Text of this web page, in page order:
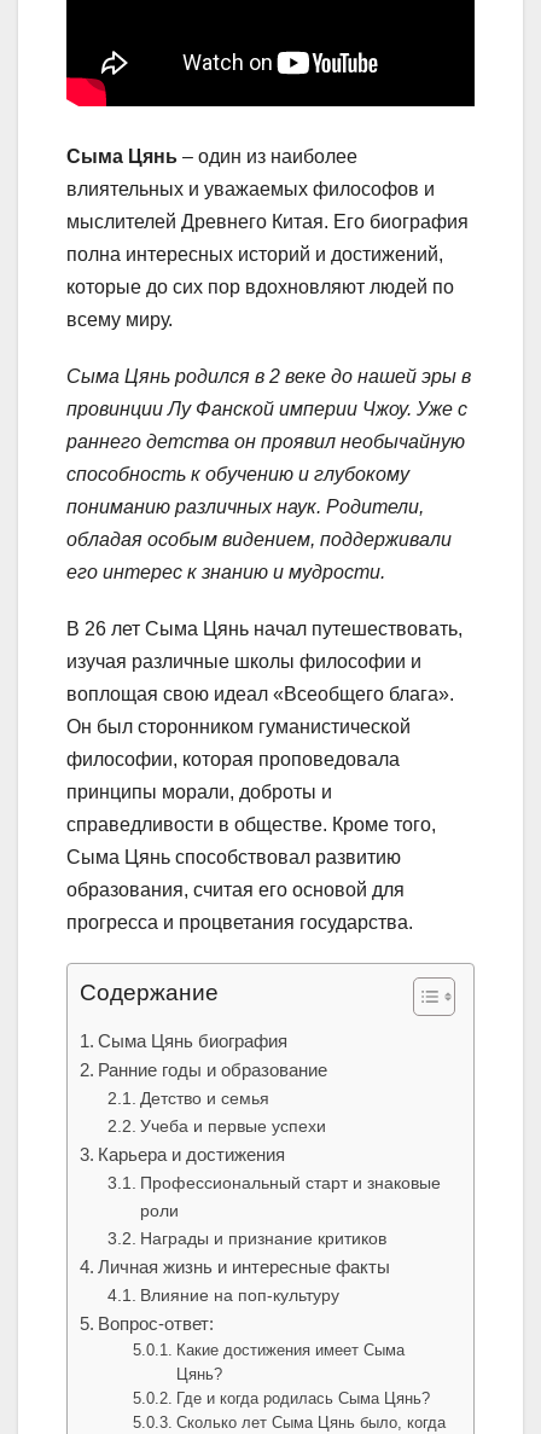
Сыма Цянь – один из наиболее
влиятельных и уважаемых философов и
мыслителей Древнего Китая. Его биография
полна интересных историй и достижений,
которые до сих пор вдохновляют людей по
всему миру.
Сыма Цянь родился в 2 веке до нашей эры в
провинции Лу Фанской империи Чжоу. Уже с
раннего детства он проявил необычайную
способность к обучению и глубокому
пониманию различных наук. Родители,
обладая особым видением, поддерживали
его интерес к знанию и мудрости.
В 26 лет Сыма Цянь начал путешествовать,
изучая различные школы философии и
воплощая свою идеал «Всеобщего блага».
Он был сторонником гуманистической
философии, которая проповедовала
принципы морали, доброты и
справедливости в обществе. Кроме того,
Сыма Цянь способствовал развитию
образования, считая его основой для
прогресса и процветания государства.
Содержание
Сыма Цянь биография
Ранние годы и образование
Детство и семья
Учеба и первые успехи
Карьера и достижения
Профессиональный старт и знаковые
роли
Награды и признание критиков
Личная жизнь и интересные факты
Влияние на поп-культуру
Вопрос-ответ:
Какие достижения имеет Сыма
Цянь?
Где и когда родилась Сыма Цянь?
Сколько лет Сыма Цянь было, когда